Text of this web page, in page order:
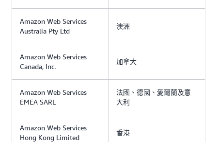
Amazon Web Services
Australia Pty Ltd
澳洲
Amazon Web Services
Canada, Inc.
加拿大
Amazon Web Services
EMEA SARL
法國、德國、愛爾蘭及意
大利
Amazon Web Services
Hong Kong Limited
香港